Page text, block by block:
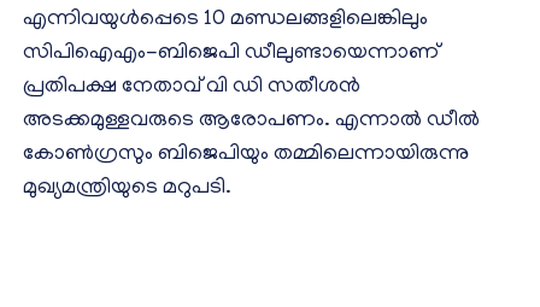
എന്നിവയുള്‍പ്പെടെ 10 മണ്ഡലങ്ങളിലെങ്കിലും
സിപിഐഎം-ബിജെപി ഡീലുണ്ടായെന്നാണ്
പ്രതിപക്ഷ നേതാവ് വി ഡി സതീശന്‍
അടക്കമുള്ളവരുടെ ആരോപണം. എന്നാല്‍ ഡീല്‍
കോണ്‍ഗ്രസും ബിജെപിയും തമ്മിലെന്നായിരുന്നു
മുഖ്യമന്ത്രിയുടെ മറുപടി.